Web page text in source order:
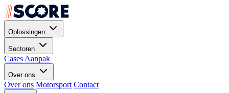
Oplossingen
Sectoren
Cases Aanpak
Over ons
Over ons Motorsport Contact